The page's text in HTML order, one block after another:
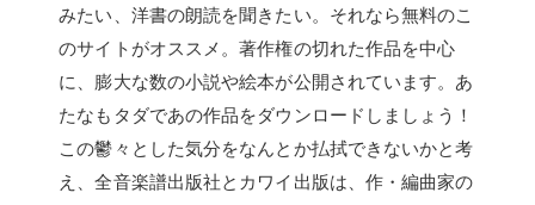
みたい、洋書の朗読を聞きたい。それなら無料のこ
のサイトがオススメ。著作権の切れた作品を中心
に、膨大な数の小説や絵本が公開されています。あ
たなもタダであの作品をダウンロードしましょう！
この鬱々とした気分をなんとか払拭できないかと考
え、全音楽譜出版社とカワイ出版は、作・編曲家の